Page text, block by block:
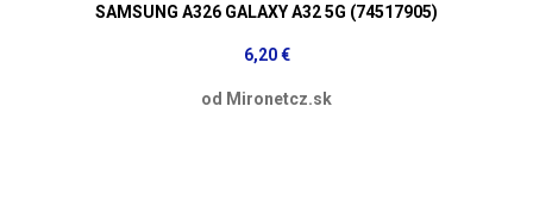
SAMSUNG A326 GALAXY A32 5G (74517905)
6,20 €
od Mironetcz.sk